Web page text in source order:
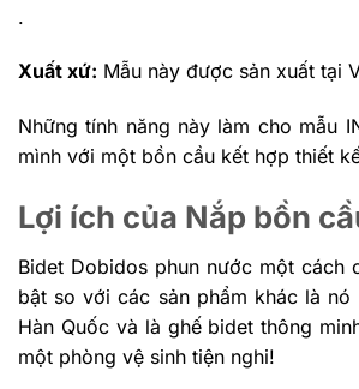
.
Xuất xứ: Mẫu này được sản xuất tại
Những tính năng này làm cho mẫu
mình với một bồn cầu kết hợp thiết
Lợi ích của Nắp bồn
Bidet Dobidos phun nước một cách
bật so với các sản phẩm khác là
Hàn Quốc và là ghế bidet thông
một phòng vệ sinh tiện nghi!